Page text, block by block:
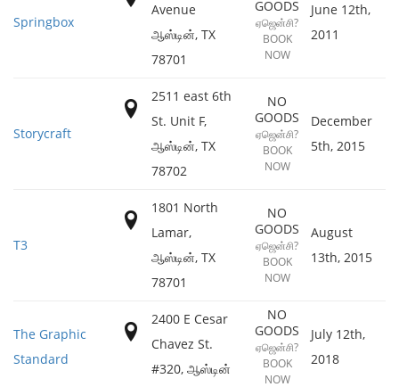
Springbox
Avenue
ஆஸ்டின், TX
78701
GOODS
ஏஜென்சி?
BOOK
NOW
June 12th,
2011
Storycraft
2511 east 6th
St. Unit F,
ஆஸ்டின், TX
78702
NO
GOODS
ஏஜென்சி?
BOOK
NOW
December
5th, 2015
T3
1801 North
Lamar,
ஆஸ்டின், TX
78701
NO
GOODS
ஏஜென்சி?
BOOK
NOW
August
13th, 2015
The Graphic
Standard
2400 E Cesar
Chavez St.
#320, ஆஸ்டின்
NO
GOODS
ஏஜென்சி?
BOOK
NOW
July 12th,
2018